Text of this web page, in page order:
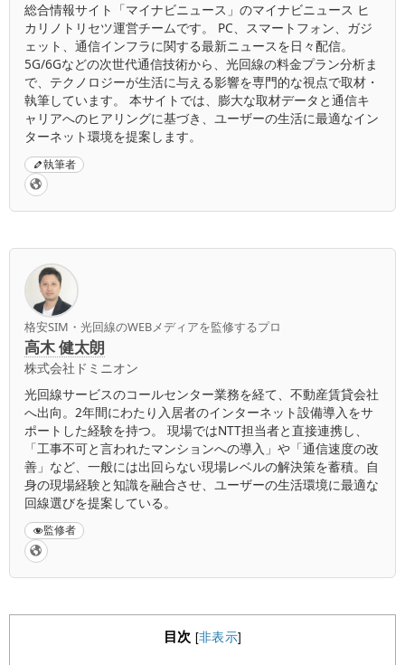
総合情報サイト「マイナビニュース」のマイナビニュース ヒ
カリノトリセツ運営チームです。 PC、スマートフォン、ガジ
ェット、通信インフラに関する最新ニュースを日々配信。
5G/6Gなどの次世代通信技術から、光回線の料金プラン分析ま
で、テクノロジーが生活に与える影響を専門的な視点で取材・
執筆しています。 本サイトでは、膨大な取材データと通信キ
ャリアへのヒアリングに基づき、ユーザーの生活に最適なイン
ターネット環境を提案します。
執筆者
格安SIM・光回線のWEBメディアを監修するプロ
高木 健太朗
株式会社ドミニオン
光回線サービスのコールセンター業務を経て、不動産賃貸会社
へ出向。2年間にわたり入居者のインターネット設備導入をサ
ポートした経験を持つ。 現場ではNTT担当者と直接連携し、
「工事不可と言われたマンションへの導入」や「通信速度の改
善」など、一般には出回らない現場レベルの解決策を蓄積。自
身の現場経験と知識を融合させ、ユーザーの生活環境に最適な
回線選びを提案している。
監修者
目次 [非表示]